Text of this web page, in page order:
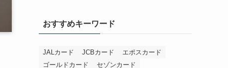
おすすめキーワード
JALカード JCBカード
エポスカード
ゴールドカード
セゾンカード